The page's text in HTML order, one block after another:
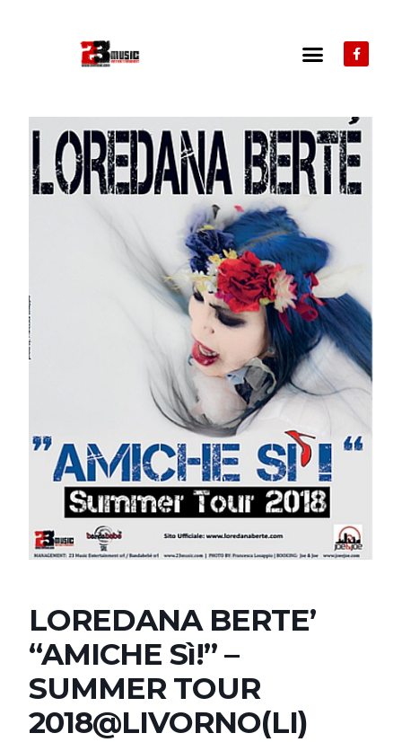
LOREDANA BERTE’
“AMICHE Sì!” –
SUMMER TOUR
2018@LIVORNO(LI)